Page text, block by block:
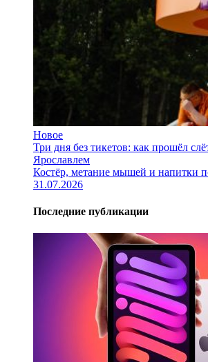
Новое
Три дня без тикетов: как прошёл
Ярославлем
Костёр, метание мышей и напитки
31.07.2026
Последние публикации